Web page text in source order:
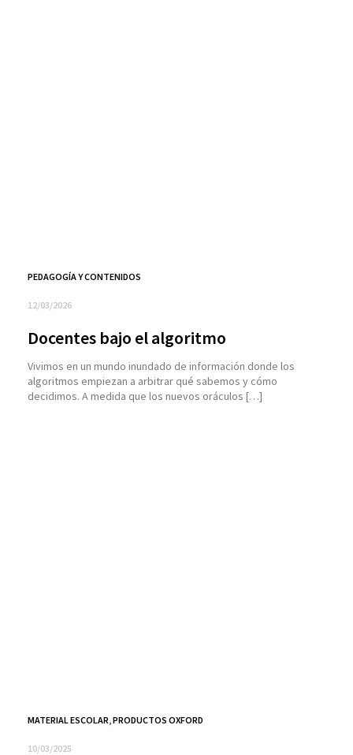
PEDAGOGÍA Y CONTENIDOS
12/03/2026
Docentes bajo el algoritmo
Vivimos en un mundo inundado de información donde los
algoritmos empiezan a arbitrar qué sabemos y cómo
decidimos. A medida que los nuevos oráculos […]
MATERIAL ESCOLAR PRODUCTOS OXFORD
10/03/2025